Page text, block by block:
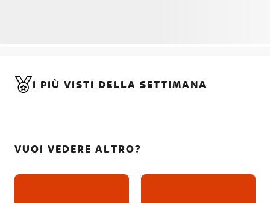
I PIÙ VISTI DELLA SETTIMANA
VUOI VEDERE ALTRO?